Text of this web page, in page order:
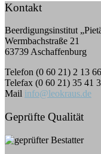
Kontakt
Beerdigungsinstitut
Wermbachstraße 21
63739 Aschaffenburg
Telefon (0 60 21) 2 13 66
Telefax (0 60 21) 35 41
Mail info@leokraus.de
Geprüfte Qualität